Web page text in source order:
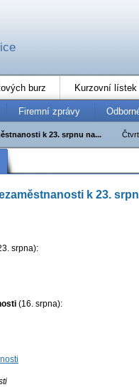
burz Kurzovní lístek
Firemní zprávy
k 23. srpnu na...
k 23.
srpna):
(16. srpna):